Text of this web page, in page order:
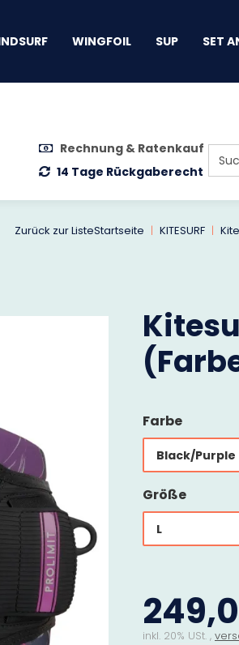
WINGFOIL SUP SET
Rechnung & Ratenkauf
14 Tage Rückgaberecht
Zurück zur ListeStartseite KITESURF
Farbe
Black/Purple
Größe
L
inkl. 20% USt. ,